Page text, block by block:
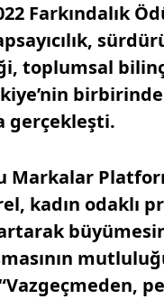
Farkındalık
toplumsal
gerçekleşti.
Markalar
kadın odaklı